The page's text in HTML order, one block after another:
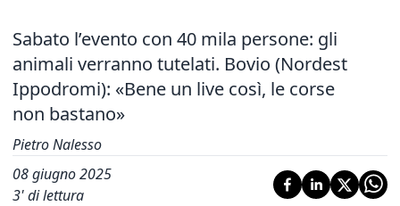
Sabato l’evento con 40 mila persone: gli
animali verranno tutelati. Bovio (Nordest
Ippodromi): «Bene un live così, le corse
non bastano»
Pietro Nalesso
08 giugno 2025
3' di lettura